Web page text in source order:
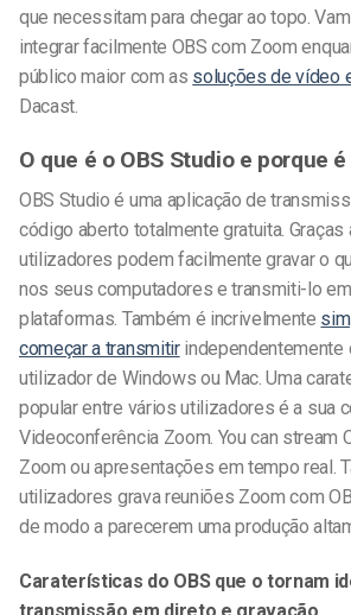
que necessitam para chegar ao topo.
integrar facilmente OBS com Zoom
público maior com as soluções de vídeo
Dacast.
O que é o OBS Studio e porque
OBS Studio é uma aplicação de
código aberto totalmente gratuita.
utilizadores podem facilmente gravar o
nos seus computadores e transmiti-lo
plataformas. Também é incrivelmente
começar a transmitir independentemente
utilizador de Windows ou Mac. Uma
popular entre vários utilizadores é a sua
Videoconferência Zoom. You can stream
Zoom ou apresentações em tempo real.
utilizadores grava reuniões Zoom com
de modo a parecerem uma produção
Caraterísticas do OBS que o tornam